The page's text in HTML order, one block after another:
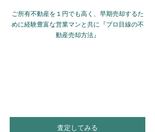
ご所有不動産を１円でも高く、早期売却するた
めに経験豊富な営業マンと共に『プロ目線の不
動産売却方法』
査定してみる